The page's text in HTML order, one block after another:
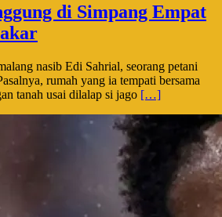
di Simpang Empat
nasib Edi Sahrial, seorang petani
rumah yang ia tempati bersama
tanah usai dilalap si jago […]